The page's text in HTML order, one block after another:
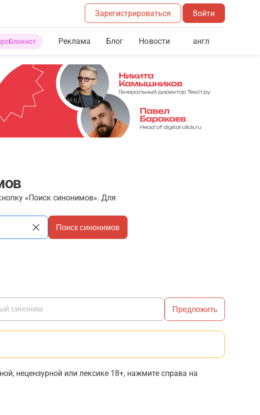
Зарегистрироваться Войти
Реклама Блог Новости англ
«Поиск синонимов». Для
Поиск синонимов
Предложить
нецензурной или лексике 18+, нажмите справа на